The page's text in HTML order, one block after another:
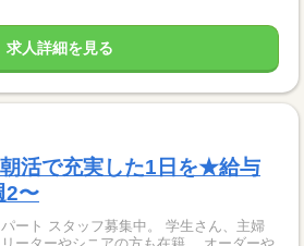
求人詳細を見る
活で充実した1日を★給与
2〜
タッフ募集中。 学生さん、主婦